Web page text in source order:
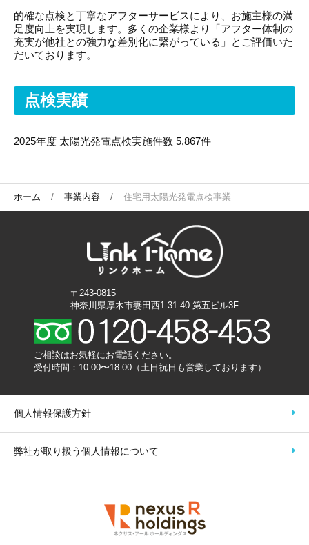
的確な点検と丁寧なアフターサービスにより、お施主様の満
足度向上を実現します。多くの企業様より「アフター体制の
充実が他社との強力な差別化に繋がっている」とご評価いた
だいております。
点検実績
2025年度 太陽光発電点検実施件数 5,867件
ホーム 事業内容 住宅用太陽光発電点検事業
〒243-0815
神奈川県厚木市妻田西1-31-40 第五ビル3F
ご相談はお気軽にお電話ください。
受付時間：10:00〜18:00（土日祝日も営業しております）
個人情報保護方針
弊社が取り扱う個人情報について